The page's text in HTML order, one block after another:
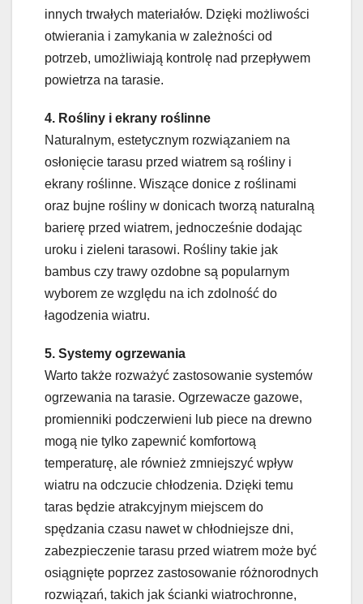
innych trwałych materiałów. Dzięki możliwości
otwierania i zamykania w zależności od
potrzeb, umożliwiają kontrolę nad przepływem
powietrza na tarasie.
4. Rośliny i ekrany roślinne
Naturalnym, estetycznym rozwiązaniem na
osłonięcie tarasu przed wiatrem są rośliny i
ekrany roślinne. Wiszące donice z roślinami
oraz bujne rośliny w donicach tworzą naturalną
barierę przed wiatrem, jednocześnie dodając
uroku i zieleni tarasowi. Rośliny takie jak
bambus czy trawy ozdobne są popularnym
wyborem ze względu na ich zdolność do
łagodzenia wiatru.
5. Systemy ogrzewania
Warto także rozważyć zastosowanie systemów
ogrzewania na tarasie. Ogrzewacze gazowe,
promienniki podczerwieni lub piece na drewno
mogą nie tylko zapewnić komfortową
temperaturę, ale również zmniejszyć wpływ
wiatru na odczucie chłodzenia. Dzięki temu
taras będzie atrakcyjnym miejscem do
spędzania czasu nawet w chłodniejsze dni,
zabezpieczenie tarasu przed wiatrem może być
osiągnięte poprzez zastosowanie różnorodnych
rozwiązań, takich jak ścianki wiatrochronne,